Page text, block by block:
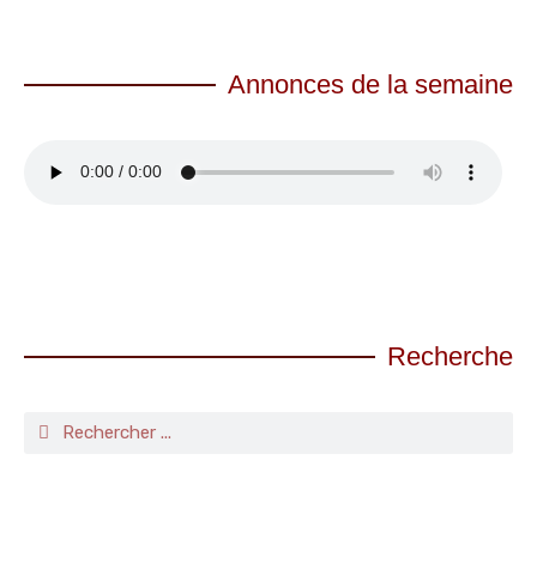
Annonces de la semaine
Recherche